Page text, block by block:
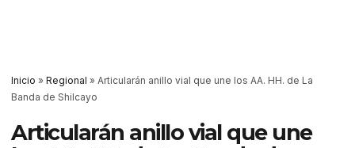
Inicio » Regional » Articularán anillo vial que une los AA. HH. de La
Banda de Shilcayo
Articularán anillo vial que une